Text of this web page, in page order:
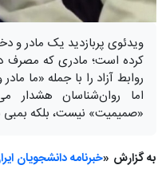
ویدئوی پربازدید یک مادر و
کرده است؛ مادری که مصرف
روابط آزاد را با جمله «ما
اما روان‌شناسان هشدار
«صمیمیت» نیست، بلکه بمبی
به گزارش «خبرنامه دانشجویان